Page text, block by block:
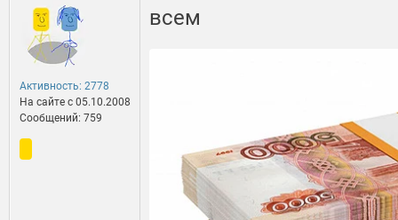
Активность: 2778
На сайте c 05.10.2008
Сообщений: 759
всем